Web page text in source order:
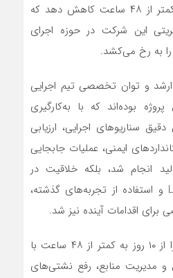
این واحد را از ۱۰ روز به کمتر از ۴۸ ساعت کاهش دهد که
این شرکت در حوزه اجرای
به رخ می‌کشد.
و توان تخصصی تیم اجرایی
بوده‌اند که با به‌کارگیری
سناریوهای اجرایی، ارزیابی
ایمنی، عملیات جابجایی
انجام شد، بلکه خلاقیت در
انتخاب طرح Lifting Plan و استفاده از تجربه‌های گذشته،
اقدامات آینده نیز شد.
کاهش چشمگیر زمان اجرا از ۱۰ روز به کمتر از ۴۸ ساعت با
و مدیریت منابع، رفع نشتی‌های